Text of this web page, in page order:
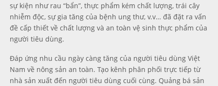
sự kiện như rau “bẩn”, thực phẩm kém chất lượng, trái cây
nhiễm độc, sự gia tăng của bệnh ung thư, v.v… đã đặt ra vấn
đề cấp thiết về chất lượng và an toàn vệ sinh thực phẩm của
người tiêu dùng.
Đáp ứng nhu cầu ngày càng tăng của người tiêu dùng Việt
Nam về nông sản an toàn. Tạo kênh phân phối trực tiếp từ
nhà sản xuất đến người tiêu dùng cuối cùng. Quảng bá sản